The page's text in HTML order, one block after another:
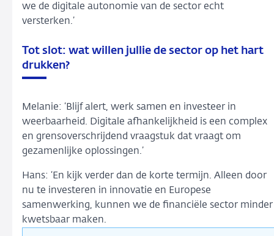
we de digitale autonomie van de sector echt
versterken.’
Tot slot: wat willen jullie de sector op het hart
drukken?
Melanie: ‘Blijf alert, werk samen en investeer in
weerbaarheid. Digitale afhankelijkheid is een complex
en grensoverschrijdend vraagstuk dat vraagt om
gezamenlijke oplossingen.’
Hans: ‘En kijk verder dan de korte termijn. Alleen door
nu te investeren in innovatie en Europese
samenwerking, kunnen we de financiële sector minder
kwetsbaar maken.